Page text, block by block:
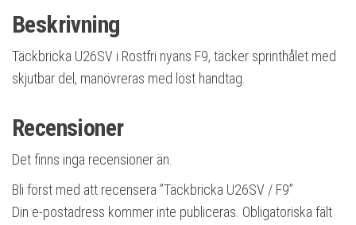
Beskrivning
Täckbricka U26SV i Rostfri nyans F9, täcker sprinthålet med
skjutbar del, manövreras med löst handtag.
Recensioner
Det finns inga recensioner än.
Bli först med att recensera ”Täckbricka U26SV / F9”
Din e-postadress kommer inte publiceras. Obligatoriska fält